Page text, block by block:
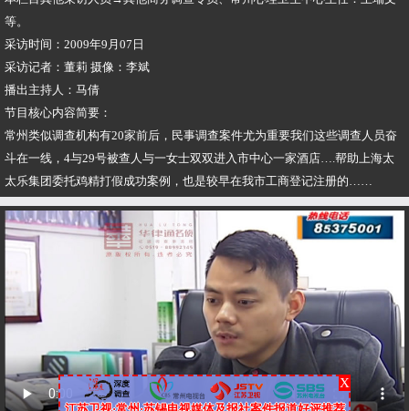
等。
采访时间：2009年9月07日
采访记者：董莉 摄像：李斌
播出主持人：马倩
节目核心内容简要：
常州类似调查机构有20家前后，民事调查案件尤为重要我们这些调查人员奋
斗在一线，4与29号被查人与一女士双双进入市中心一家酒店….帮助上海太
太乐集团委托鸡精打假成功案例，也是较早在我市工商登记注册的……
X